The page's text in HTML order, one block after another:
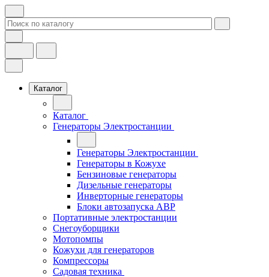
Каталог
Каталог
Генераторы Электростанции
Генераторы Электростанции
Генераторы в Кожухе
Бензиновые генераторы
Дизельные генераторы
Инверторные генераторы
Блоки автозапуска АВР
Портативные электростанции
Снегоуборщики
Мотопомпы
Кожухи для генераторов
Компрессоры
Садовая техника